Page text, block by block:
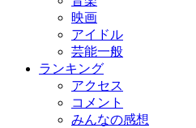
映画
アイドル
芸能一般
ランキング
アクセス
コメント
みんなの感想